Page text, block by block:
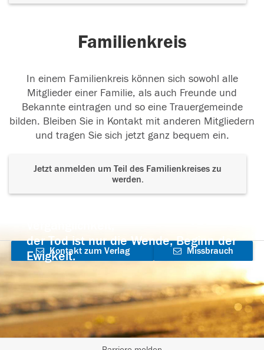
Familienkreis
In einem Familienkreis können sich sowohl alle
Mitglieder einer Familie, als auch Freunde und
Bekannte eintragen und so eine Trauergemeinde
bilden. Bleiben Sie in Kontakt mit anderen Mitgliedern
und tragen Sie sich jetzt ganz bequem ein.
Jetzt anmelden um Teil des Familienkreises zu
werden.
der Tod ist nur die Wende, Beginn der
Ewigkeit.
Kontakt zum Verlag
aufnehmen
Missbrauch